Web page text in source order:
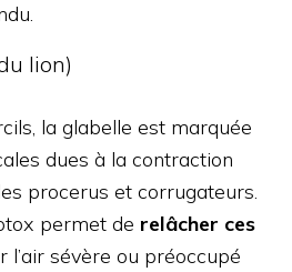
lion)
la glabelle est marquée
dues à la contraction
procerus et corrugateurs.
permet de relâcher ces
l’air sévère ou préoccupé